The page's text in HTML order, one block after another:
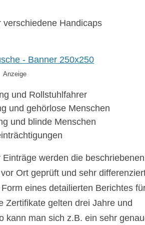
Handicaps
Anzeige
und Rollstuhlfahrer
und gehörlose Menschen
und blinde Menschen
werden die beschriebenen
Ort geprüft und sehr
eines detailierten Berichtes
Zertifikate gelten drei Jahre und
kann man sich z.B. ein sehr